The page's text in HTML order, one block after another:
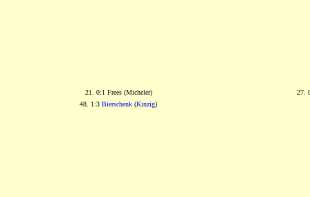
21. 0:1 Frees (Micheler)
27.
48. 1:3 Bierschenk (Kinzig)